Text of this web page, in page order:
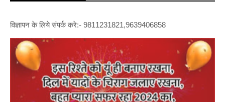
विज्ञापन के लिये संपर्क करे:- 9811231821,9639406858